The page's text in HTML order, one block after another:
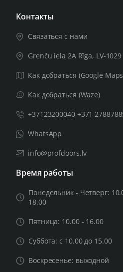
Контакты
Связаться с нами
Grenču iela 2A Rīga, LV-1029
Как добраться (Google
Как добраться (Waze)
+37123200040 +371
WhatsApp
info@profdoors.lv
Время работы
Понедельник - Четверг:
18.00
Пятница: 10.00 - 16.00
Суббота: с 10.00 до 15.00
Воскресенье: выходной